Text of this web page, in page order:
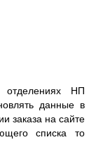
отделениях НП
данные в
заказа на сайте
списка то